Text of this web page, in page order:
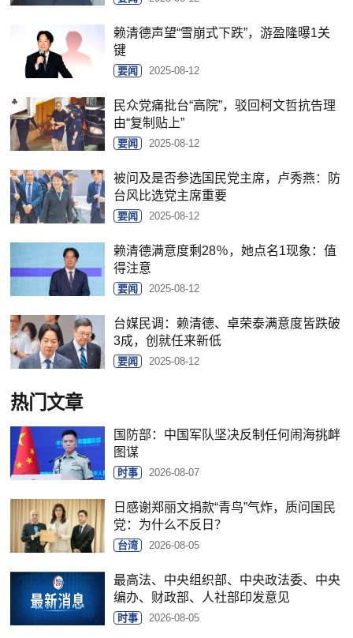
赖清德声望“雪崩式下跌”，游盈隆曝1关
键
要闻 2025-08-12
民众党痛批台“高院”，驳回柯文哲抗告理
由“复制贴上”
要闻 2025-08-12
被问及是否参选国民党主席，卢秀燕：防
台风比选党主席重要
要闻 2025-08-12
赖清德满意度剩28％，她点名1现象：值
得注意
要闻 2025-08-12
台媒民调：赖清德、卓荣泰满意度皆跌破
3成，创就任来新低
要闻 2025-08-12
热门文章
国防部：中国军队坚决反制任何闹海挑衅
图谋
时事 2026-08-07
日感谢郑丽文捐款“青鸟”气炸，质问国民
党：为什么不反日？
台湾 2026-08-05
最高法、中央组织部、中央政法委、中央
编办、财政部、人社部印发意见
时事 2026-08-05